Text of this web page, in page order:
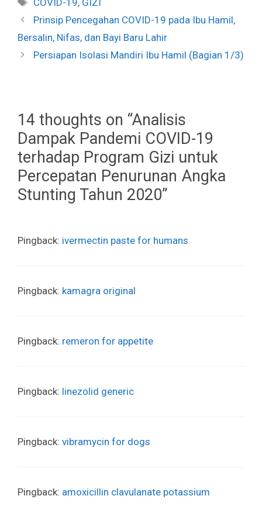
COVID-19, GIZI
Prinsip Pencegahan COVID-19 pada Ibu Hamil,
Bersalin, Nifas, dan Bayi Baru Lahir
Persiapan Isolasi Mandiri Ibu Hamil (Bagian 1/3)
14 thoughts on “Analisis
Dampak Pandemi COVID-19
terhadap Program Gizi untuk
Percepatan Penurunan Angka
Stunting Tahun 2020”
Pingback: ivermectin paste for humans
Pingback: kamagra original
Pingback: remeron for appetite
Pingback: linezolid generic
Pingback: vibramycin for dogs
Pingback: amoxicillin clavulanate potassium